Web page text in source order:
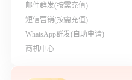
邮件群发(按需充值)
短信营销(按需充值)
WhatsApp群发(自助申请)
商机中心